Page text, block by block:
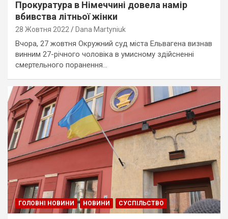
Прокуратура в Німеччині довела намір
вбивства літньої жінки
28 Жовтня 2022 Dana Martyniuk
Вчора, 27 жовтня Окружний суд міста Ельвагена визнав
винним 27-річного чоловіка в умисному здійсненні
смертельного поранення…
ГОЛОВНІ НОВИНИ НОВИНИ СУСПІЛЬСТВО